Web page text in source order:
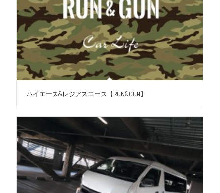
ハイエース&レジアスエース【RUN&GUN】